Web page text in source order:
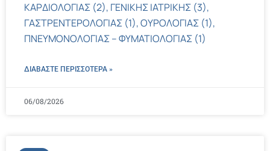
ΚΑΡΔΙΟΛΟΓΙΑΣ (2), ΓΕΝΙΚΗΣ ΙΑΤΡΙΚΗΣ (3),
ΓΑΣΤΡΕΝΤΕΡΟΛΟΓΙΑΣ (1), ΟΥΡΟΛΟΓΙΑΣ (1),
ΠΝΕΥΜΟΝΟΛΟΓΙΑΣ – ΦΥΜΑΤΙΟΛΟΓΙΑΣ (1)
ΔΙΑΒΑΣΤΕ ΠΕΡΙΣΣΌΤΕΡΑ »
06/08/2026